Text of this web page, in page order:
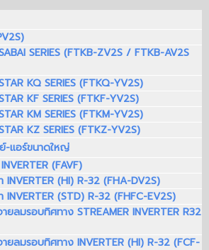
SERIES (FTKB-ZV2S / FTKB-AV2S
KQ SERIES (FTKQ-YV2S)
KF SERIES (FTKF-YV2S)
KM SERIES (FTKM-YV2S)
KZ SERIES (FTKZ-YV2S)
-แอร์ขนาดใหญ่
(FAVF)
INVERTER (HI) R-32 (FHA-DV2S)
INVERTER (STD) R-32 (FHFC-EV2S)
ายลมรอบทิศทาง STREAMER INVERTER R32
ายลมรอบทิศทาง INVERTER (HI) R-32 (FCF-